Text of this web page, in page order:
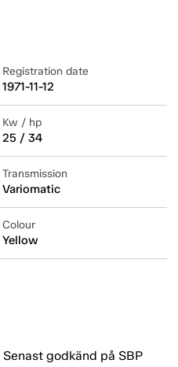
Registration date
1971-11-12
Kw / hp
25 / 34
Transmission
Variomatic
Colour
Yellow
godkänd på SBP